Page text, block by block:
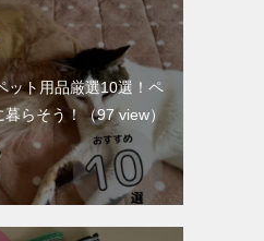
ット用品厳選10選！ペ
らそう！ （97 view）